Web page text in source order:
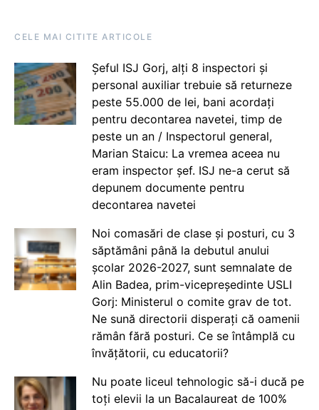
CELE MAI CITITE ARTICOLE
Șeful ISJ Gorj, alți 8 inspectori și
personal auxiliar trebuie să returneze
peste 55.000 de lei, bani acordați
pentru decontarea navetei, timp de
peste un an / Inspectorul general,
Marian Staicu: La vremea aceea nu
eram inspector șef. ISJ ne-a cerut să
depunem documente pentru
decontarea navetei
Noi comasări de clase și posturi, cu 3
săptămâni până la debutul anului
școlar 2026-2027, sunt semnalate de
Alin Badea, prim-vicepreședinte USLI
Gorj: Ministerul o comite grav de tot.
Ne sună directorii disperați că oamenii
rămân fără posturi. Ce se întâmplă cu
învățătorii, cu educatorii?
Nu poate liceul tehnologic să-i ducă pe
toți elevii la un Bacalaureat de 100%